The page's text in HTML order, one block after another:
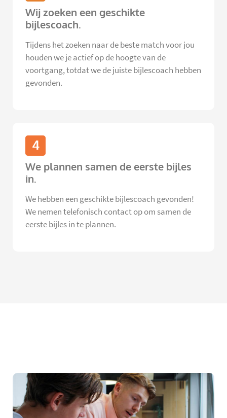
Wij zoeken een geschikte
bijlescoach.
Tijdens het zoeken naar de beste match voor jou
houden we je actief op de hoogte van de
voortgang, totdat we de juiste bijlescoach hebben
gevonden.
4
We plannen samen de eerste bijles
in.
We hebben een geschikte bijlescoach gevonden!
We nemen telefonisch contact op om samen de
eerste bijles in te plannen.